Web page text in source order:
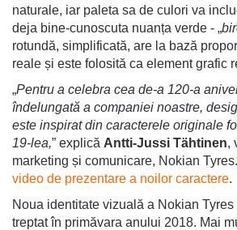
naturale, iar paleta sa de culori va
deja bine-cunoscuta nuanța verde - „
rotundă, simplificată, are la bază
reale și este folosită ca element grafic
„Pentru a celebra cea de-a 120-a
îndelungată a companiei noastre,
este inspirat din caracterele originale
19-lea,” explică Antti-Jussi Tähtinen,
marketing și comunicare, Nokian Tyres.
video de prezentare a noilor caractere.
Noua identitate vizuală a Nokian
treptat în primăvara anului 2018. Mai